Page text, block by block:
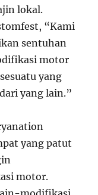
lokal.
“Kami
sentuhan
motor
yang
yang lain.”
yang patut
motor.